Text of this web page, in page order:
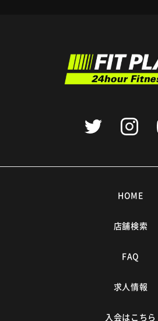
HOME
店舗検索
FAQ
求人情報
入会はこちら